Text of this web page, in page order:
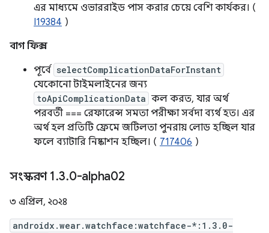
এর মাধ্যমে ওভাররাইড পাস করার চেয়ে বেশি কার্যকর। (
I19384 )
বাগ ফিক্স
পূর্বে selectComplicationDataForInstant
যেকোনো টাইমলাইনের জন্য
toApiComplicationData কল করত, যার অর্থ
পরবর্তী === রেফারেন্স সমতা পরীক্ষা সর্বদা ব্যর্থ হত। এর
অর্থ হল প্রতিটি ফ্রেমে জটিলতা পুনরায় লোড হচ্ছিল যার
ফলে ব্যাটারি নিষ্কাশন হচ্ছিল। ( 717406 )
সংস্করণ 1.3.0-alpha02
৩ এপ্রিল, ২০২৪
androidx.wear.watchface:watchface-*:1.3.0-